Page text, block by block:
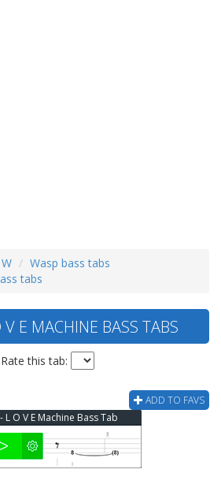
Wasp bass tabs
tabs
E MACHINE BASS TABS
Rate this tab:
ADD TO FAVS
L O V E Machine Bass Tab